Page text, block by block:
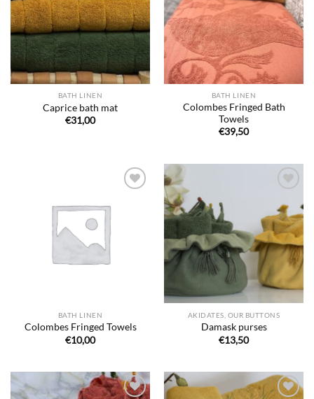
souhaits
BATH LINEN
Caprice bath mat
€31,00
souhaits
BATH LINEN
Colombes Fringed Bath
Towels
€39,50
BATH LINEN
Colombes Fringed Towels
€10,00
à la liste
de
souhaits
AKIDATES, OUR BUTTONS
Damask purses
€13,50